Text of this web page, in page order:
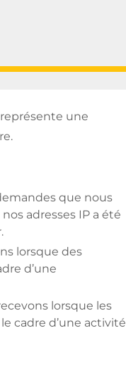
une
que nous
adresses IP a été
lorsque des
d’une
lorsque les
cadre d’une activité